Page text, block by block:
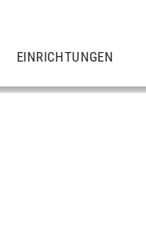
EINRICHTUNGEN